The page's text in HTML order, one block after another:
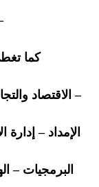
كما
– الاقتصاد
الإمداد– إدارة
البرمجيات–